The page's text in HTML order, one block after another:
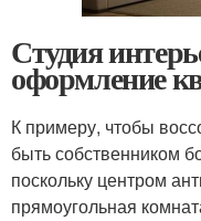
Студия
оформление
К примеру, чтобы
быть собственником
поскольку центром
прямоугольная